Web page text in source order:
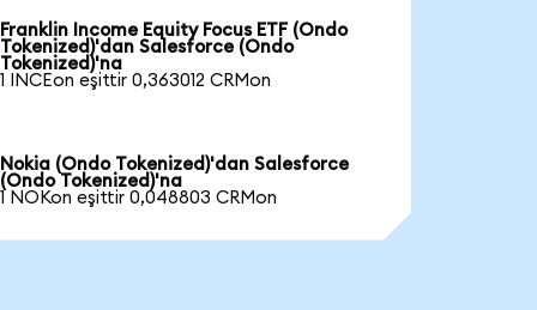
Franklin Income Equity Focus ETF (Ondo
Tokenized)'dan Salesforce (Ondo
Tokenized)'na
1 INCEon eşittir 0,363012 CRMon
Nokia (Ondo Tokenized)'dan Salesforce
(Ondo Tokenized)'na
1 NOKon eşittir 0,048803 CRMon